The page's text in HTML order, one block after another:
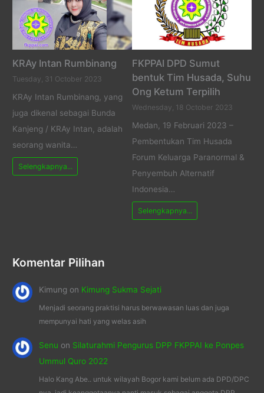
KRAy Intan Rumbinang
Tuesday, 31 October 2023
KRAy Intan Rumbinang, yang
juga dikenal sebagai Bunda
Kanjeng / KRAy Intan, adalah
seorang wanita…
Selengkapnya...
FKPPAI DPD Sumut
bentuk Tim Husada, Suhu
Ong Ketum Terpilih
Wednesday, 18 October 2023
Medan, 19 Februari 2023 –
Pembentukan Tim Husada
Forum Keluarga Paranormal &
Penyembuh Alternatif
Indonesia…
Selengkapnya...
Komentar Pilihan
Kimung on Kimung Sukma Sejati
Menjadi seorang praktisi harus berwawasan luas dan juga
mempunyai hati yang welas asih
Senu on Silaturahmi Pengurus DPP FKPPAI ke Ponpes
Ummul Quro 2022
Halo Kang Abe.. untuk wilayah Bogor kami belum ada DPD/DPC